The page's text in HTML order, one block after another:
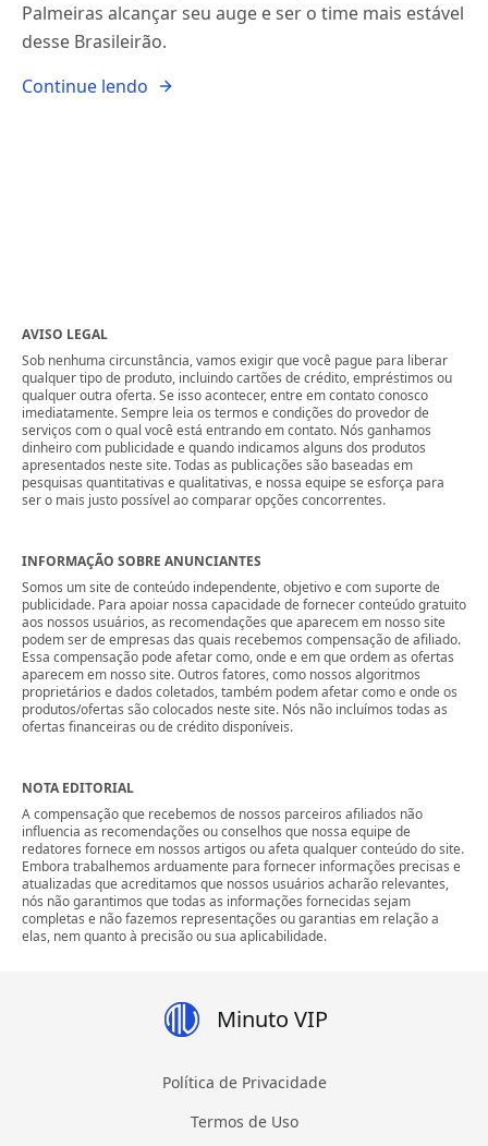
Palmeiras alcançar seu auge e ser o time mais estável
desse Brasileirão.
Continue lendo
AVISO LEGAL
Sob nenhuma circunstância, vamos exigir que você pague para liberar
qualquer tipo de produto, incluindo cartões de crédito, empréstimos ou
qualquer outra oferta. Se isso acontecer, entre em contato conosco
imediatamente. Sempre leia os termos e condições do provedor de
serviços com o qual você está entrando em contato. Nós ganhamos
dinheiro com publicidade e quando indicamos alguns dos produtos
apresentados neste site. Todas as publicações são baseadas em
pesquisas quantitativas e qualitativas, e nossa equipe se esforça para
ser o mais justo possível ao comparar opções concorrentes.
INFORMAÇÃO SOBRE ANUNCIANTES
Somos um site de conteúdo independente, objetivo e com suporte de
publicidade. Para apoiar nossa capacidade de fornecer conteúdo gratuito
aos nossos usuários, as recomendações que aparecem em nosso site
podem ser de empresas das quais recebemos compensação de afiliado.
Essa compensação pode afetar como, onde e em que ordem as ofertas
aparecem em nosso site. Outros fatores, como nossos algoritmos
proprietários e dados coletados, também podem afetar como e onde os
produtos/ofertas são colocados neste site. Nós não incluímos todas as
ofertas financeiras ou de crédito disponíveis.
NOTA EDITORIAL
A compensação que recebemos de nossos parceiros afiliados não
influencia as recomendações ou conselhos que nossa equipe de
redatores fornece em nossos artigos ou afeta qualquer conteúdo do site.
Embora trabalhemos arduamente para fornecer informações precisas e
atualizadas que acreditamos que nossos usuários acharão relevantes,
nós não garantimos que todas as informações fornecidas sejam
completas e não fazemos representações ou garantias em relação a
elas, nem quanto à precisão ou sua aplicabilidade.
Minuto VIP
Política de Privacidade
Termos de Uso